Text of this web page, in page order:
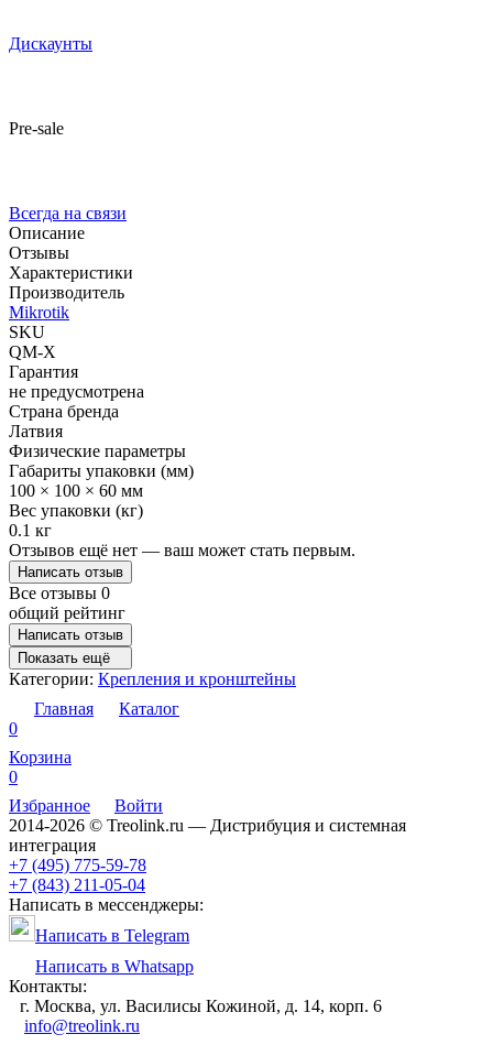
Дискаунты
Pre-sale
Всегда на связи
Описание
Отзывы
Характеристики
Производитель
Mikrotik
SKU
QM-X
Гарантия
не предусмотрена
Страна бренда
Латвия
Физические параметры
Габариты упаковки (мм)
100 × 100 × 60 мм
Вес упаковки (кг)
0.1 кг
Отзывов ещё нет — ваш может стать первым.
Написать отзыв
Все отзывы 0
общий рейтинг
Написать отзыв
Показать ещё
Категории: Крепления и кронштейны
Главная
Каталог
0
Корзина
0
Избранное
Войти
2014-2026 © Treolink.ru — Дистрибуция и системная
интеграция
+7 (495) 775-59-78
+7 (843) 211-05-04
Написать в мессенджеры:
Написать в Telegram
Написать в Whatsapp
Контакты:
г. Москва, ул. Василисы Кожиной, д. 14, корп. 6
info@treolink.ru